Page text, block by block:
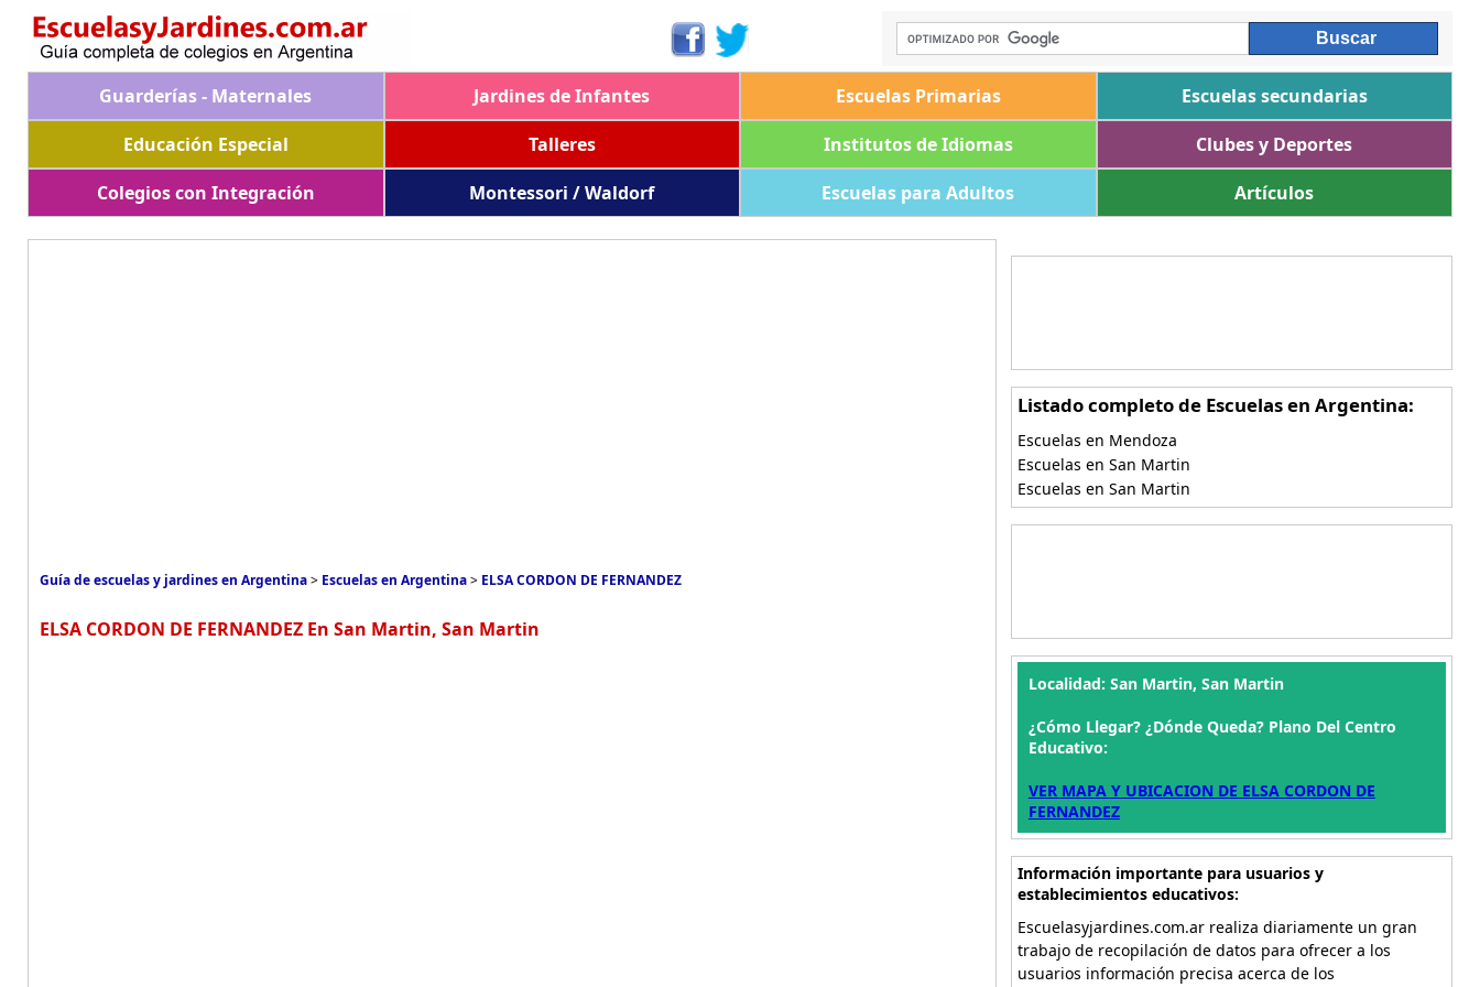
Guarderías - Maternales Jardines de Infantes Escuelas Primarias
Escuelas secundarias
Educación Especial
Talleres Institutos de Idiomas
Clubes y Deportes
Colegios con Integración
Montessori / Waldorf Escuelas para Adultos Artículos
Guía de escuelas y jardines en Argentina> Escuelas en Argentina> ELSA CORDON DE FERNANDEZ
ELSA CORDON DE FERNANDEZ En San Martin, San Martin
Listado completo de Escuelas en Argentina:
Escuelas en Mendoza
Escuelas en San Martin
Escuelas en San Martin
Localidad: San Martin, San Martin
¿Cómo Llegar? ¿Dónde Queda? Plano Del Centro
Educativo:
VER MAPA Y UBICACION DE ELSA CORDON DE
FERNANDEZ
Información importante para usuarios y
establecimientos educativos:
Escuelasyjardines.com.ar realiza diariamente un gran
trabajo de recopilación de datos para ofrecer a los
usuarios información precisa acerca de los